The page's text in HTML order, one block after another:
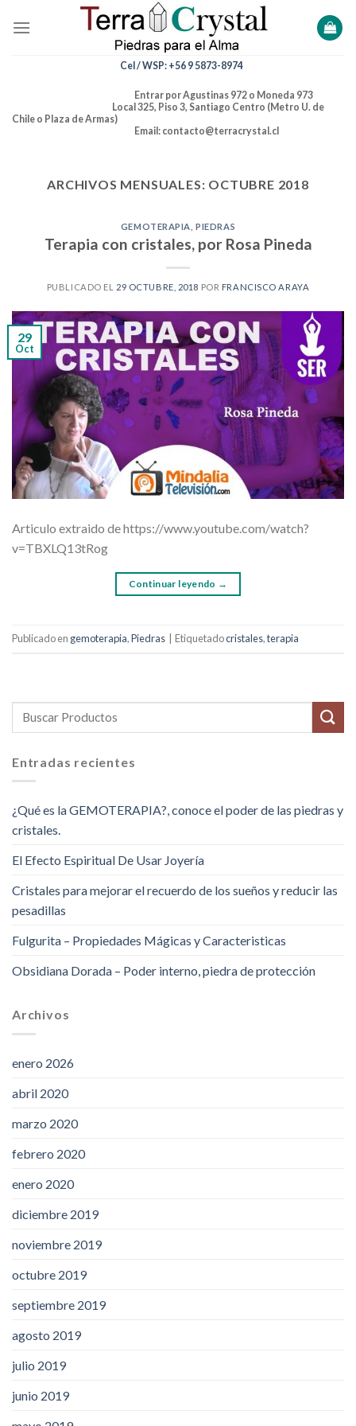
Cel / WSP: +56 9 5873-8974
Entrar por Agustinas 972 o Moneda 973
Local 325, Piso 3, Santiago Centro (Metro U. de
Chile o Plaza de Armas)
Email: contacto@terracrystal.cl
ARCHIVOS MENSUALES: OCTUBRE 2018
GEMOTERAPIA ,PIEDRAS
Terapia con cristales, por Rosa Pineda
PUBLICADO EL 29 OCTUBRE, 2018 POR FRANCISCO ARAYA
29
Oct
Articulo extraido de https://www.youtube.com/watch?
v=TBXLQ13tRog
Continuar leyendo →
Publicado en gemoterapia,Piedras Etiquetadocristales,terapia
Entradas recientes
¿Qué es la GEMOTERAPIA?, conoce el poder de las piedras y
cristales.
El Efecto Espiritual De Usar Joyería
Cristales para mejorar el recuerdo de los sueños y reducir las
pesadillas
Fulgurita – Propiedades Mágicas y Caracteristicas
Obsidiana Dorada – Poder interno, piedra de protección
Archivos
enero 2026
abril 2020
marzo 2020
febrero 2020
enero 2020
diciembre 2019
noviembre 2019
octubre 2019
septiembre 2019
agosto 2019
julio 2019
junio 2019